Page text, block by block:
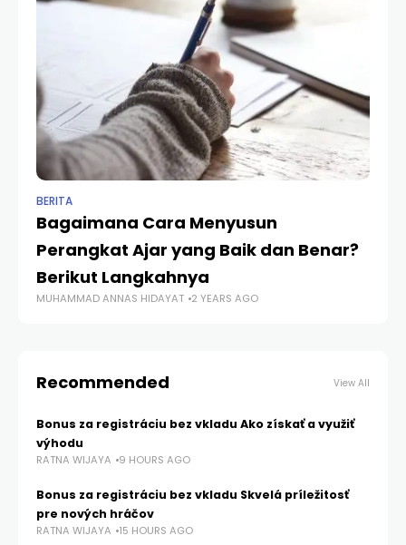
BERITA
Bagaimana Cara Menyusun
Perangkat Ajar yang Baik dan Benar?
Berikut Langkahnya
MUHAMMAD ANNAS HIDAYAT 2 YEARS AGO
Recommended View All
Bonus za registráciu bez vkladu Ako získať a využiť
výhodu
RATNA WIJAYA 9 HOURS AGO
Bonus za registráciu bez vkladu Skvelá príležitosť
pre nových hráčov
RATNA WIJAYA 15 HOURS AGO